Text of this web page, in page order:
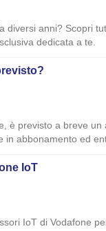
diversi anni? Scopri
dedicata a te.
è previsto a breve
in abbonamento ed
IoT
IoT di Vodafone